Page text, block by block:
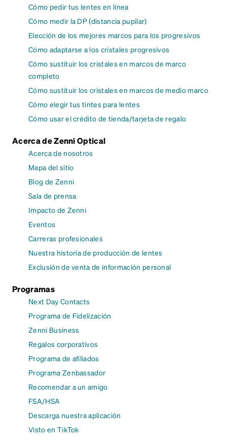
Cómo pedir tus lentes en línea
Cómo medir la DP (distancia pupilar)
Elección de los mejores marcos para los progresivos
Cómo adaptarse a los cristales progresivos
Cómo sustituir los cristales en marcos de marco
completo
Cómo sustituir los cristales en marcos de medio marco
Cómo elegir tus tintes para lentes
Cómo usar el crédito de tienda/tarjeta de regalo
Acerca de Zenni Optical
Acerca de nosotros
Mapa del sitio
Blog de Zenni
Sala de prensa
Impacto de Zenni
Eventos
Carreras profesionales
Nuestra historia de producción de lentes
Exclusión de venta de información personal
Programas
Next Day Contacts
Programa de Fidelización
Zenni Business
Regalos corporativos
Programa de afiliados
Programa Zenbassador
Recomendar a un amigo
FSA/HSA
Descarga nuestra aplicación
Visto en TikTok